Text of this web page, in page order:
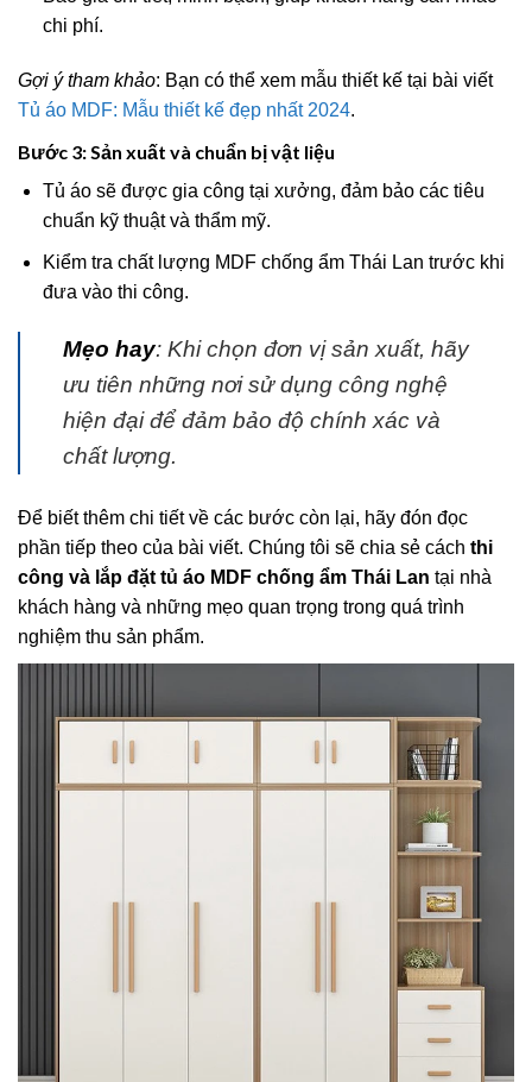
chi phí.
Gợi ý tham khảo: Bạn có thể xem mẫu thiết kế tại bài viết
Tủ áo MDF: Mẫu thiết kế đẹp nhất 2024.
Bước 3: Sản xuất và chuẩn bị vật liệu
Tủ áo sẽ được gia công tại xưởng, đảm bảo các tiêu
chuẩn kỹ thuật và thẩm mỹ.
Kiểm tra chất lượng MDF chống ẩm Thái Lan trước khi
đưa vào thi công.
Mẹo hay: Khi chọn đơn vị sản xuất, hãy
ưu tiên những nơi sử dụng công nghệ
hiện đại để đảm bảo độ chính xác và
chất lượng.
Để biết thêm chi tiết về các bước còn lại, hãy đón đọc
phần tiếp theo của bài viết. Chúng tôi sẽ chia sẻ cách thi
công và lắp đặt tủ áo MDF chống ẩm Thái Lan tại nhà
khách hàng và những mẹo quan trọng trong quá trình
nghiệm thu sản phẩm.